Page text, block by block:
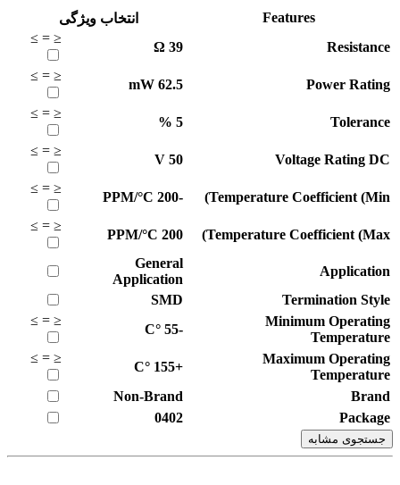
Features
انتخاب ویژگی
Resistance
39
Ω
≤
=
≥
Power Rating
62.5
mW
≤
=
≥
Tolerance
5
%
≤
=
≥
Voltage Rating DC
50
V
≤
=
≥
Temperature Coefficient (Min)
-200
PPM/°C
≤
=
≥
Temperature Coefficient (Max)
200
PPM/°C
≤
=
≥
Application
General
Application
Termination Style
SMD
Minimum Operating
Temperature
-55
°C
≤
=
≥
Maximum Operating
Temperature
+155
°C
≤
=
≥
Brand
Non-Brand
Package
0402
جستجوی مشابه